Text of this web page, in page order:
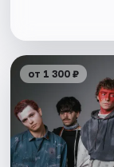
от 1 300 ₽